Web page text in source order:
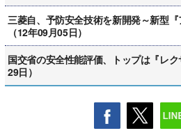
三菱自、予防安全技術を新開発～新型
（12年09月05日）
国交省の安全性能評価、トップは『レ
29日）